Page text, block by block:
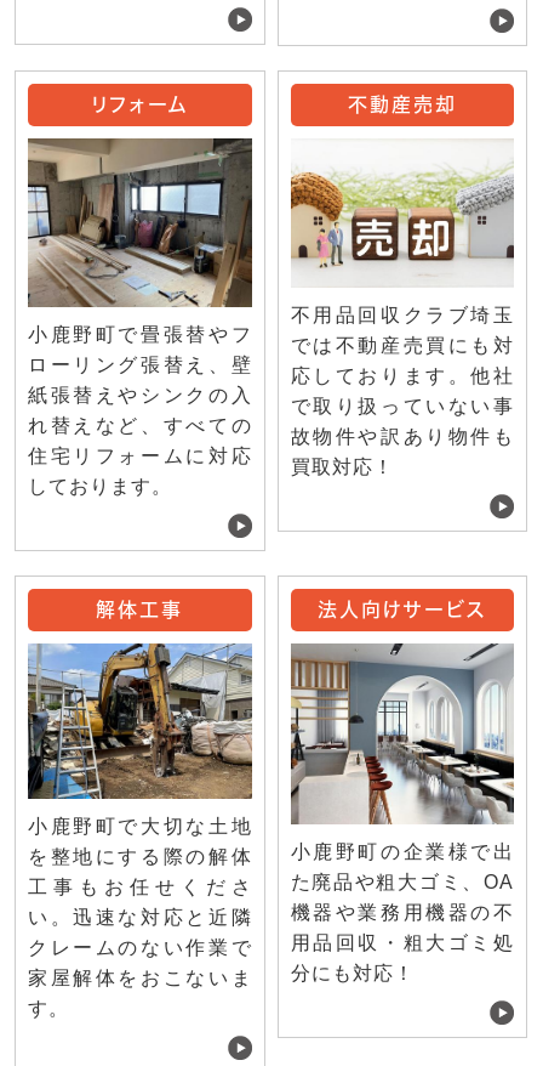
リフォーム
小鹿野町で畳張替やフ
ローリング張替え、壁
紙張替えやシンクの入
れ替えなど、すべての
住宅リフォームに対応
しております。
不動産売却
不用品回収クラブ埼玉
では不動産売買にも対
応しております。他社
で取り扱っていない事
故物件や訳あり物件も
買取対応！
解体工事
小鹿野町で大切な土地
を整地にする際の解体
工事もお任せくださ
い。迅速な対応と近隣
クレームのない作業で
家屋解体をおこないま
す。
法人向けサービス
小鹿野町の企業様で出
た廃品や粗大ゴミ、OA
機器や業務用機器の不
用品回収・粗大ゴミ処
分にも対応！